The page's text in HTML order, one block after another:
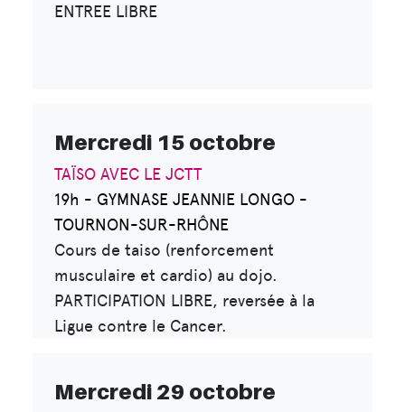
ENTREE LIBRE
Mercredi 15 octobre
TAÏSO AVEC LE JCTT
19h - GYMNASE JEANNIE LONGO -
TOURNON-SUR-RHÔNE
Cours de taiso (renforcement
musculaire et cardio) au dojo.
PARTICIPATION LIBRE, reversée à la
Ligue contre le Cancer.
Mercredi 29 octobre